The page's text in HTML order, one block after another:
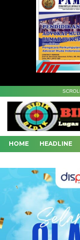
HOME HEADLINE